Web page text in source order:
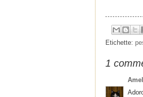
Etichette:
1